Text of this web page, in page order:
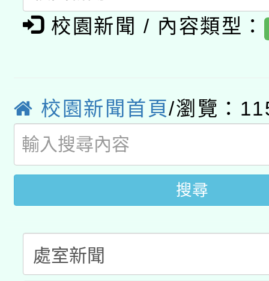
pilot」
有關大陸委員會函釋公
薪期間赴陸應申請許可
轉知經濟部水利署委託
用水績優單位及節水達
動」
桃園市孔廟祈福系列
開 智慧啟航」
2026年桃園地景藝術
校園新聞 / 內容類型：
校園新聞首頁/瀏覽：
搜尋